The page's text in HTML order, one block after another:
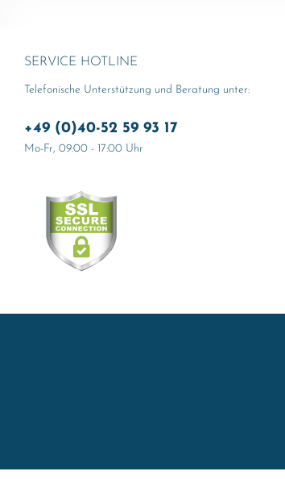
SERVICE HOTLINE
Telefonische Unterstützung und Beratung unter:
+49 (0)40-52 59 93 17
Mo-Fr, 09:00 - 17:00 Uhr